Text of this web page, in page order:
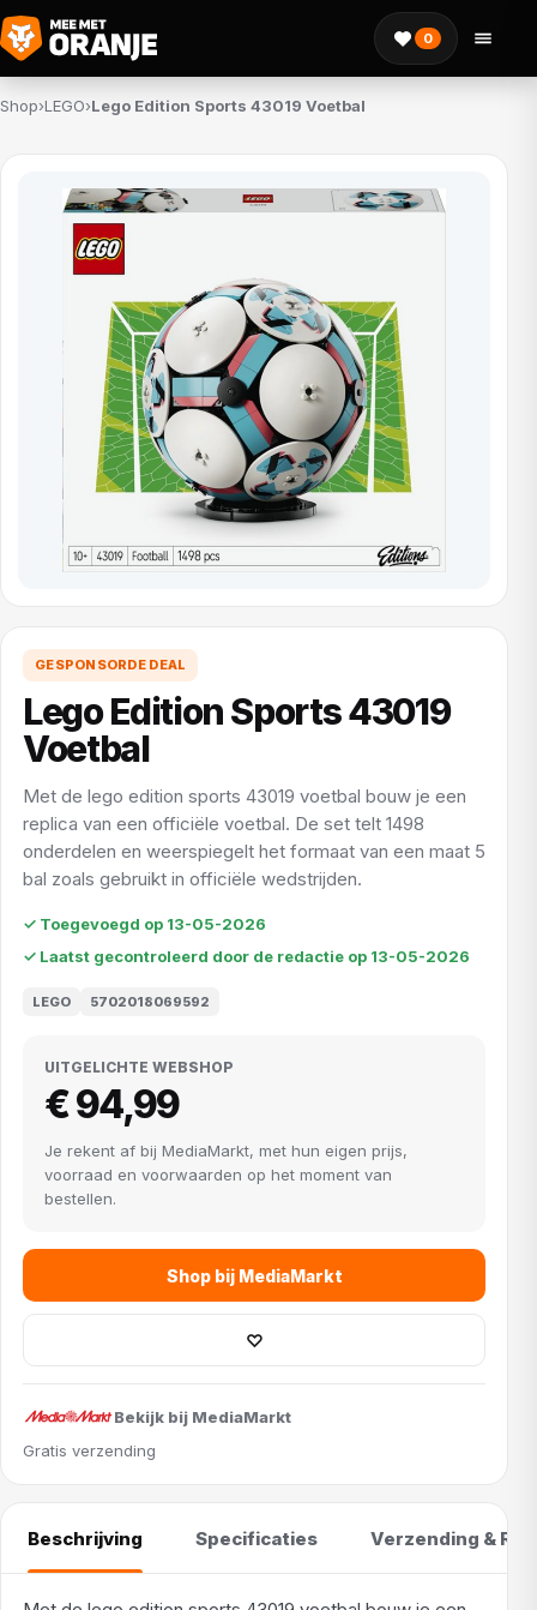
0
Shop›LEGO›Lego Edition Sports 43019 Voetbal
GESPONSORDE DEAL
Lego Edition Sports 43019
Voetbal
Met de lego edition sports 43019 voetbal bouw je een
replica van een officiële voetbal. De set telt 1498
onderdelen en weerspiegelt het formaat van een maat 5
bal zoals gebruikt in officiële wedstrijden.
✓ Toegevoegd op 13-05-2026
✓ Laatst gecontroleerd door de redactie op 13-05-2026
LEGO 5702018069592
UITGELICHTE WEBSHOP
€ 94,99
Je rekent af bij MediaMarkt, met hun eigen prijs,
voorraad en voorwaarden op het moment van
bestellen.
Shop bij MediaMarkt
♡
Bekijk bij MediaMarkt
Gratis verzending
Beschrijving Specificaties Verzending &